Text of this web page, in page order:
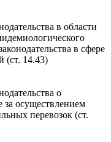
в области
в сфере
(ст. 14.43)
о
за осуществлением
перевозок (ст.